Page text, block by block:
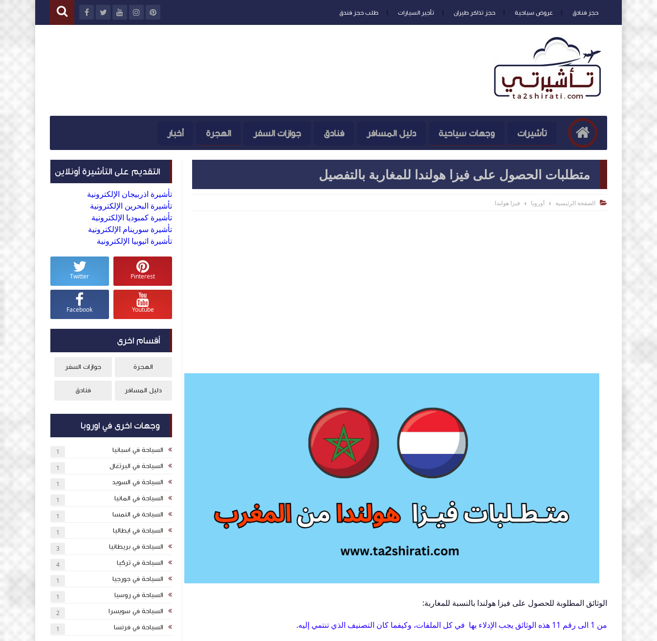
حجز فنادق عروض سياحية حجز تذاكر طيران تأجير السيارات طلب حجز فندق
تأشيرات وجهات سياحية دليل المسافر فنادق جوازات السفر الهجرة أخبار
متطلبات الحصول على فيزا هولندا للمغاربة بالتفصيل
 الصفحة الرئيسية أوروبا فيزا هولندا
الوثائق المطلوبة للحصول على فيزا هولندا بالنسبة للمغاربة:
من 1 الى رقم 11 هذه الوثائق يجب الإدلاء بها في كل الملفات، وكيفما كان التصنيف الذي تنتمي إليه.
التقديم على التأشيرة أونلاين
تأشيرة اذربيجان الإلكترونية
تأشيرة البحرين الإلكترونية
تأشيرة كمبوديا الإلكترونية
تأشيرة سورينام الإلكترونية
تأشيرة اثيوبيا الإلكترونية
Pinterest
Twitter
Youtube
Facebook
أقسام اخرى
الهجرة جوازات السفر
دليل المسافر فنادق
وجهات اخرى في اوروبا
السياحة في اسبانيا 1
السياحة في البرتغال 1
السياحة في السويد 1
السياحة في المانيا 1
السياحة في النمسا 1
السياحة في ايطاليا 1
السياحة في بريطانيا 3
السياحة في تركيا 4
السياحة في جورجيا 1
السياحة في روسيا 1
السياحة في سويسرا 2
السياحة في فرنسا 1